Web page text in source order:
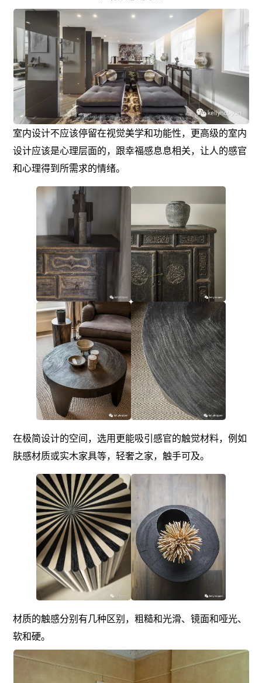
室内设计不应该停留在视觉美学和功能性，更高级的室内
设计应该是心理层面的，跟幸福感息息相关，让人的感官
和心理得到所需求的情绪。
在极简设计的空间，选用更能吸引感官的触觉材料，例如
肤感材质或实木家具等，轻奢之家，触手可及。
材质的触感分别有几种区别，粗糙和光滑、镜面和哑光、
软和硬。